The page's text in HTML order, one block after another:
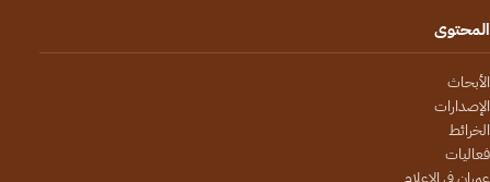
المحتوى
الأبحاث
الإصدارات
الخرائط
فعاليات